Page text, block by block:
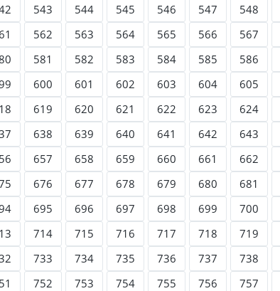
543 544 545 546 547 548
562 563 564 565 566 567
581 582 583 584 585 586
600 601 602 603 604 605
619 620 621 622 623 624
638 639 640 641 642 643
657 658 659 660 661 662
676 677 678 679 680 681
695 696 697 698 699 700
714 715 716 717 718 719
733 734 735 736 737 738
752 753 754 755 756 757